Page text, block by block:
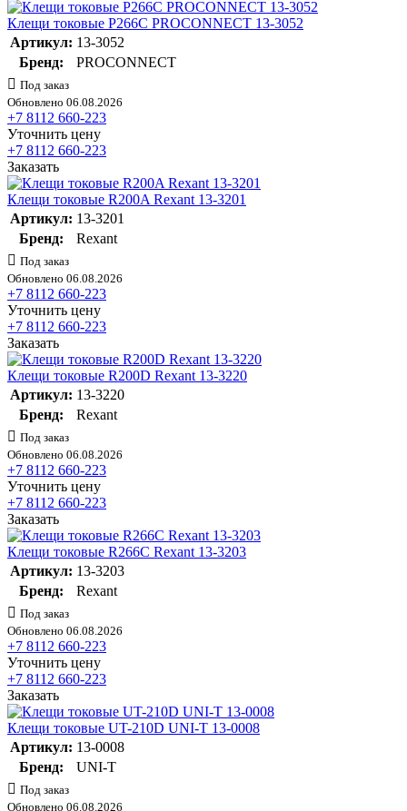
Клещи токовые P266C PROCONNECT 13-3052
Артикул: 13-3052
Бренд:
PROCONNECT
Под заказ
Обновлено 06.08.2026
+7 8112 660-223
Уточнить цену
+7 8112 660-223
Заказать
Клещи токовые R200A Rexant 13-3201
Артикул: 13-3201
Бренд:
Rexant
Под заказ
Обновлено 06.08.2026
+7 8112 660-223
Уточнить цену
+7 8112 660-223
Заказать
Клещи токовые R200D Rexant 13-3220
Артикул: 13-3220
Бренд:
Rexant
Под заказ
Обновлено 06.08.2026
+7 8112 660-223
Уточнить цену
+7 8112 660-223
Заказать
Клещи токовые R266C Rexant 13-3203
Артикул: 13-3203
Бренд:
Rexant
Под заказ
Обновлено 06.08.2026
+7 8112 660-223
Уточнить цену
+7 8112 660-223
Заказать
Клещи токовые UT-210D UNI-T 13-0008
Артикул: 13-0008
Бренд:
UNI-T
Под заказ
Обновлено 06.08.2026